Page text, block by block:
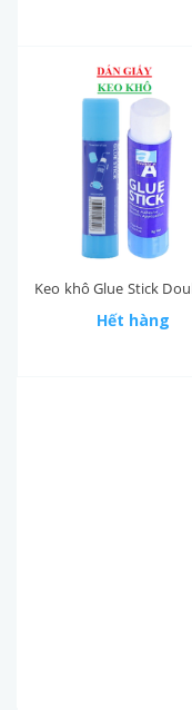
Hết hàng